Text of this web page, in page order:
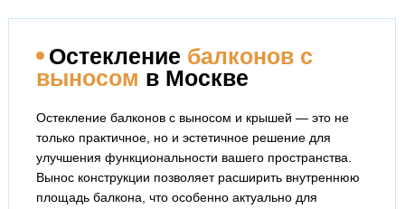
Остекление балконов с
выносом в Москве
Остекление балконов с выносом и крышей — это не
только практичное, но и эстетичное решение для
улучшения функциональности вашего пространства.
Вынос конструкции позволяет расширить внутреннюю
площадь балкона, что особенно актуально для